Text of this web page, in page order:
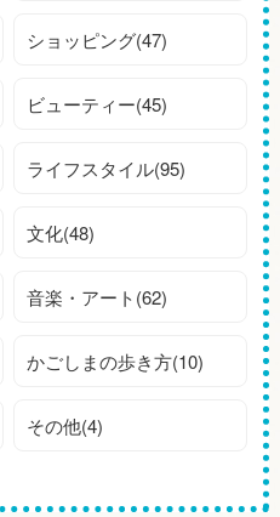
ショッピング(47)
ビューティー(45)
ライフスタイル(95)
文化(48)
音楽・アート(62)
かごしまの歩き方(10)
その他(4)